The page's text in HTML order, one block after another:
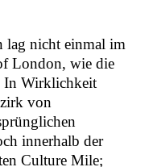
lag nicht einmal im
London, wie die
In Wirklichkeit
von
innerhalb der
Culture Mile;